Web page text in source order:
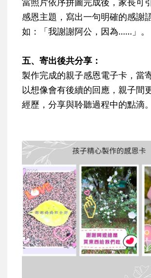
感恩主題，寫出一句明確的感謝
如：「我謝謝阿公，因為……」。
五、寄出後共分享：
製作完成的親子感恩電子卡，當
以想像會有後續的回應，親子間
經歷，分享與聆聽過程中的點滴。